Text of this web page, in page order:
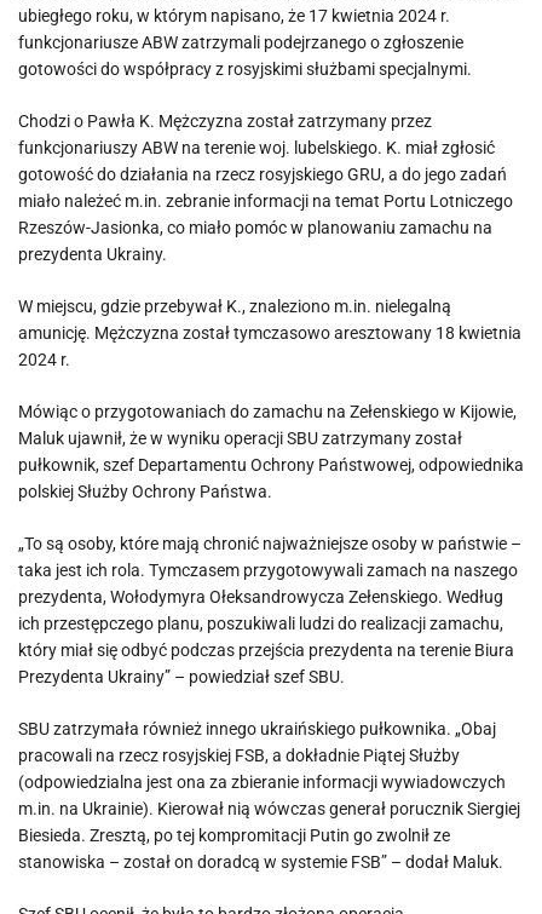
ubiegłego roku, w którym napisano, że 17 kwietnia 2024 r.
funkcjonariusze ABW zatrzymali podejrzanego o zgłoszenie
gotowości do współpracy z rosyjskimi służbami specjalnymi.
Chodzi o Pawła K. Mężczyzna został zatrzymany przez
funkcjonariuszy ABW na terenie woj. lubelskiego. K. miał zgłosić
gotowość do działania na rzecz rosyjskiego GRU, a do jego zadań
miało należeć m.in. zebranie informacji na temat Portu Lotniczego
Rzeszów-Jasionka, co miało pomóc w planowaniu zamachu na
prezydenta Ukrainy.
W miejscu, gdzie przebywał K., znaleziono m.in. nielegalną
amunicję. Mężczyzna został tymczasowo aresztowany 18 kwietnia
2024 r.
Mówiąc o przygotowaniach do zamachu na Zełenskiego w Kijowie,
Maluk ujawnił, że w wyniku operacji SBU zatrzymany został
pułkownik, szef Departamentu Ochrony Państwowej, odpowiednika
polskiej Służby Ochrony Państwa.
„To są osoby, które mają chronić najważniejsze osoby w państwie –
taka jest ich rola. Tymczasem przygotowywali zamach na naszego
prezydenta, Wołodymyra Ołeksandrowycza Zełenskiego. Według
ich przestępczego planu, poszukiwali ludzi do realizacji zamachu,
który miał się odbyć podczas przejścia prezydenta na terenie Biura
Prezydenta Ukrainy” – powiedział szef SBU.
SBU zatrzymała również innego ukraińskiego pułkownika. „Obaj
pracowali na rzecz rosyjskiej FSB, a dokładnie Piątej Służby
(odpowiedzialna jest ona za zbieranie informacji wywiadowczych
m.in. na Ukrainie). Kierował nią wówczas generał porucznik Siergiej
Biesieda. Zresztą, po tej kompromitacji Putin go zwolnił ze
stanowiska – został on doradcą w systemie FSB” – dodał Maluk.